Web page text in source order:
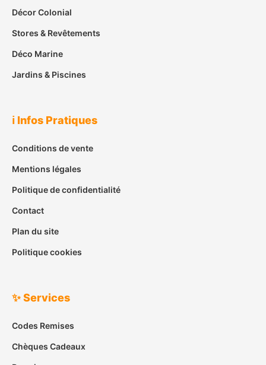
Décor Colonial
Stores & Revêtements
Déco Marine
Jardins & Piscines
ℹ️ Infos Pratiques
Conditions de vente
Mentions légales
Politique de confidentialité
Contact
Plan du site
Politique cookies
✨ Services
Codes Remises
Chèques Cadeaux